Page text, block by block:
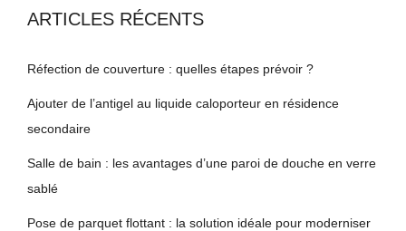
ARTICLES RÉCENTS
Réfection de couverture : quelles étapes prévoir ?
Ajouter de l’antigel au liquide caloporteur en résidence
secondaire
Salle de bain : les avantages d’une paroi de douche en verre
sablé
Pose de parquet flottant : la solution idéale pour moderniser